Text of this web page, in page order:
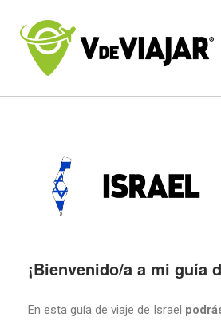
¡Bienvenido/a a mi guía
En esta guía de viaje de Israel